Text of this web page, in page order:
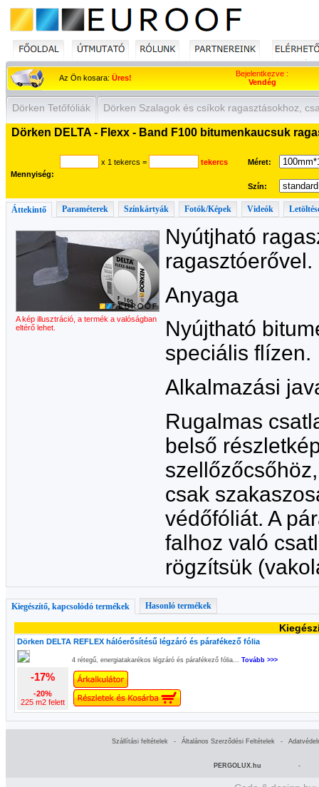
Az Ön kosara: Üres!
Bejelentkezve :
Vendég
Dörken Tetőfóliák Dörken Szalagok és csíkok ragasztásokhoz,
Dörken DELTA - Flexx - Band F100 bitumenkaucsuk
Mennyiség:
x 1 tekercs = tekercs Méret:
Szín:
Áttekintő Paraméterek Színkártyák Fotók/Képek Videók
A kép illusztráció, a termék a valóságban
eltérő lehet.
Nyútjható
Anyaga
Nyújtható
speciális flízen.
Alkalmazási
Rugalmas
belső
csak
védőfóliát. A
falhoz való
rögzítsük
Kiegészítő, kapcsolódó termékek Hasonló termékek
Dörken DELTA REFLEX hálóerősítésű légzáró és párafékező fólia
4 rétegű, energiatakarékos légzáró és párafékező fólia... Tovább >>>
-17%
-20%
225 m2 felett
Szállítási feltételek - Általános Szerződési Feltételek -
PERGOLUX.hu -